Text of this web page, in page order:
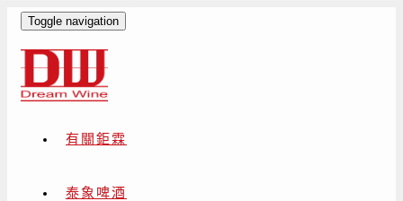
Toggle navigation
有關鉅霖
泰象啤酒